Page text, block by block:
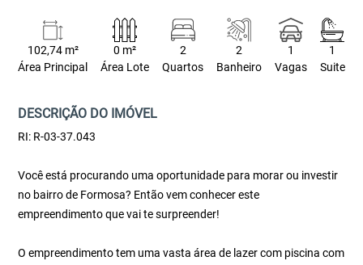
102,74 m²
Área Principal
0 m²
Área Lote
2
Quartos
2
Banheiro
1
Vagas
1
Suite
DESCRIÇÃO DO IMÓVEL
RI: R-03-37.043
Você está procurando uma oportunidade para morar ou investir
no bairro de Formosa? Então vem conhecer este
empreendimento que vai te surpreender!
O empreendimento tem uma vasta área de lazer com piscina com